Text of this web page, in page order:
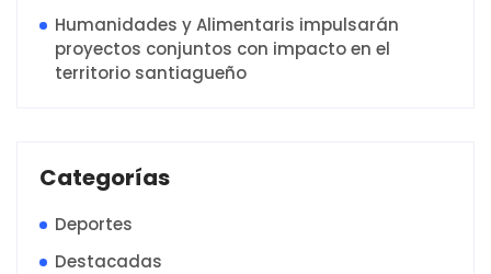
Humanidades y Alimentaris impulsarán
proyectos conjuntos con impacto en el
territorio santiagueño
Categorías
Deportes
Destacadas